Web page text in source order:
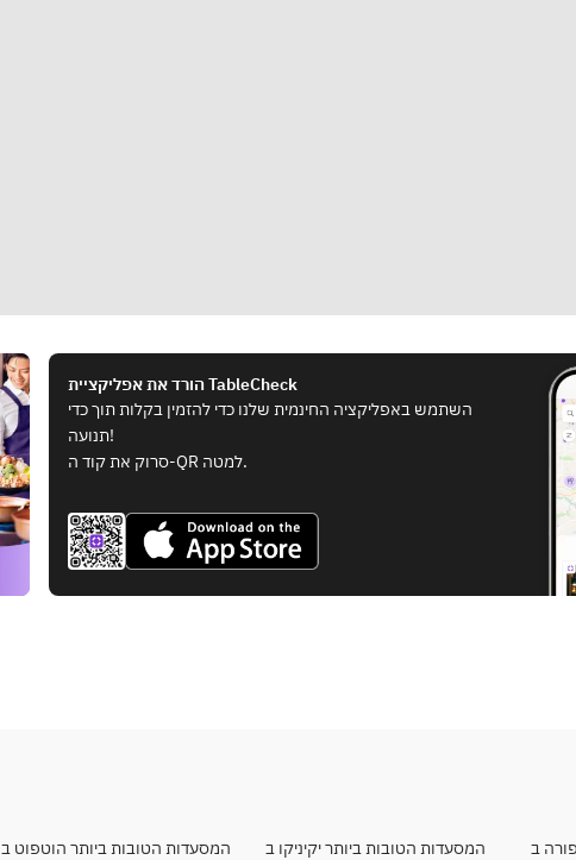
הורד את אפליקציית TableCheck
השתמש באפליקציה החינמית שלנו כדי להזמין בקלות תוך כדי
תנועה!
סרוק את קוד ה-QR למטה.
המסעדות הטובות ביותר הוטפוט ב
המסעדות הטובות ביותר יקיניקו ב
ב